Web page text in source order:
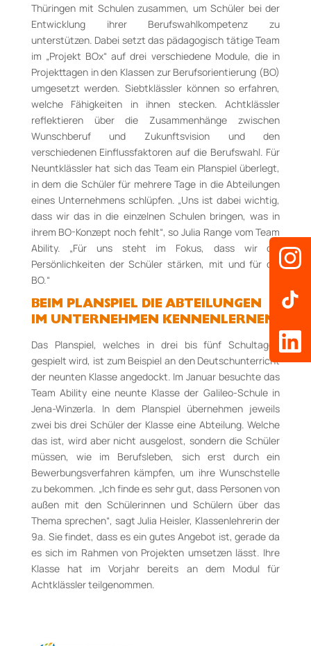
Thüringen mit Schulen zusammen, um Schüler bei der
Entwicklung ihrer Berufswahlkompetenz zu
unterstützen. Dabei setzt das pädagogisch tätige Team
im „Projekt BOx“ auf drei verschiedene Module, die in
Projekttagen in den Klassen zur Berufsorientierung (BO)
umgesetzt werden. Siebtklässler können so erfahren,
welche Fähigkeiten in ihnen stecken. Achtklässler
reflektieren über die Zusammenhänge zwischen
Wunschberuf und Zukunftsvision und den
verschiedenen Einflussfaktoren auf die Berufswahl. Für
Neuntklässler hat sich das Team ein Planspiel überlegt,
in dem die Schüler für mehrere Tage in die Abteilungen
eines Unternehmens schlüpfen. „Uns ist dabei wichtig,
dass wir das in die einzelnen Schulen bringen, was in
ihrem BO-Konzept noch fehlt“, so Julia Range vom Team
Ability. „Für uns steht im Fokus, dass wir die
Persönlichkeiten der Schüler stärken, mit und für die
BO.“
BEIM PLANSPIEL DIE ABTEILUNGEN
IM UNTERNEHMEN KENNENLERNEN
Das Planspiel, welches in drei bis fünf Schultagen
gespielt wird, ist zum Beispiel an den Deutschunterricht
der neunten Klasse angedockt. Im Januar besuchte das
Team Ability eine neunte Klasse der Galileo-Schule in
Jena-Winzerla. In dem Planspiel übernehmen jeweils
zwei bis drei Schüler der Klasse eine Abteilung. Welche
das ist, wird aber nicht ausgelost, sondern die Schüler
müssen, wie im Berufsleben, sich erst durch ein
Bewerbungsverfahren kämpfen, um ihre Wunschstelle
zu bekommen. „Ich finde es sehr gut, dass Personen von
außen mit den Schülerinnen und Schülern über das
Thema sprechen“, sagt Julia Heisler, Klassenlehrerin der
9a. Sie findet, dass es ein gutes Angebot ist, gerade da
es sich im Rahmen von Projekten umsetzen lässt. Ihre
Klasse hat im Vorjahr bereits an dem Modul für
Achtklässler teilgenommen.